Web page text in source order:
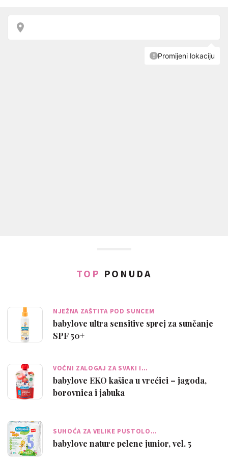
TOP PONUDA
NJEŽNA ZAŠTITA POD SUNCEM
babylove ultra sensitive sprej za sunčanje
SPF 50+
VOĆNI ZALOGAJ ZA SVAKI I…
babylove EKO kašica u vrećici – jagoda,
borovnica i jabuka
SUHOĆA ZA VELIKE PUSTOLO…
babylove nature pelene junior, vel. 5